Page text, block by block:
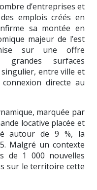
d’entreprises et
emplois créés en
sa montée en
majeur de l’est
sur une offre
grandes surfaces
entre ville et
connexion directe au
marquée par
locative placée et
autour de 9 %, la
Malgré un contexte
de 1 000 nouvelles
sur le territoire cette